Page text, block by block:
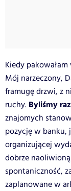
Kiedy
Mój narzeczony,
framugę drzwi, z
ruchy. Byliśmy
znajomych
pozycję w banku,
organizującej
dobrze
spontaniczność,
zaplanowane w